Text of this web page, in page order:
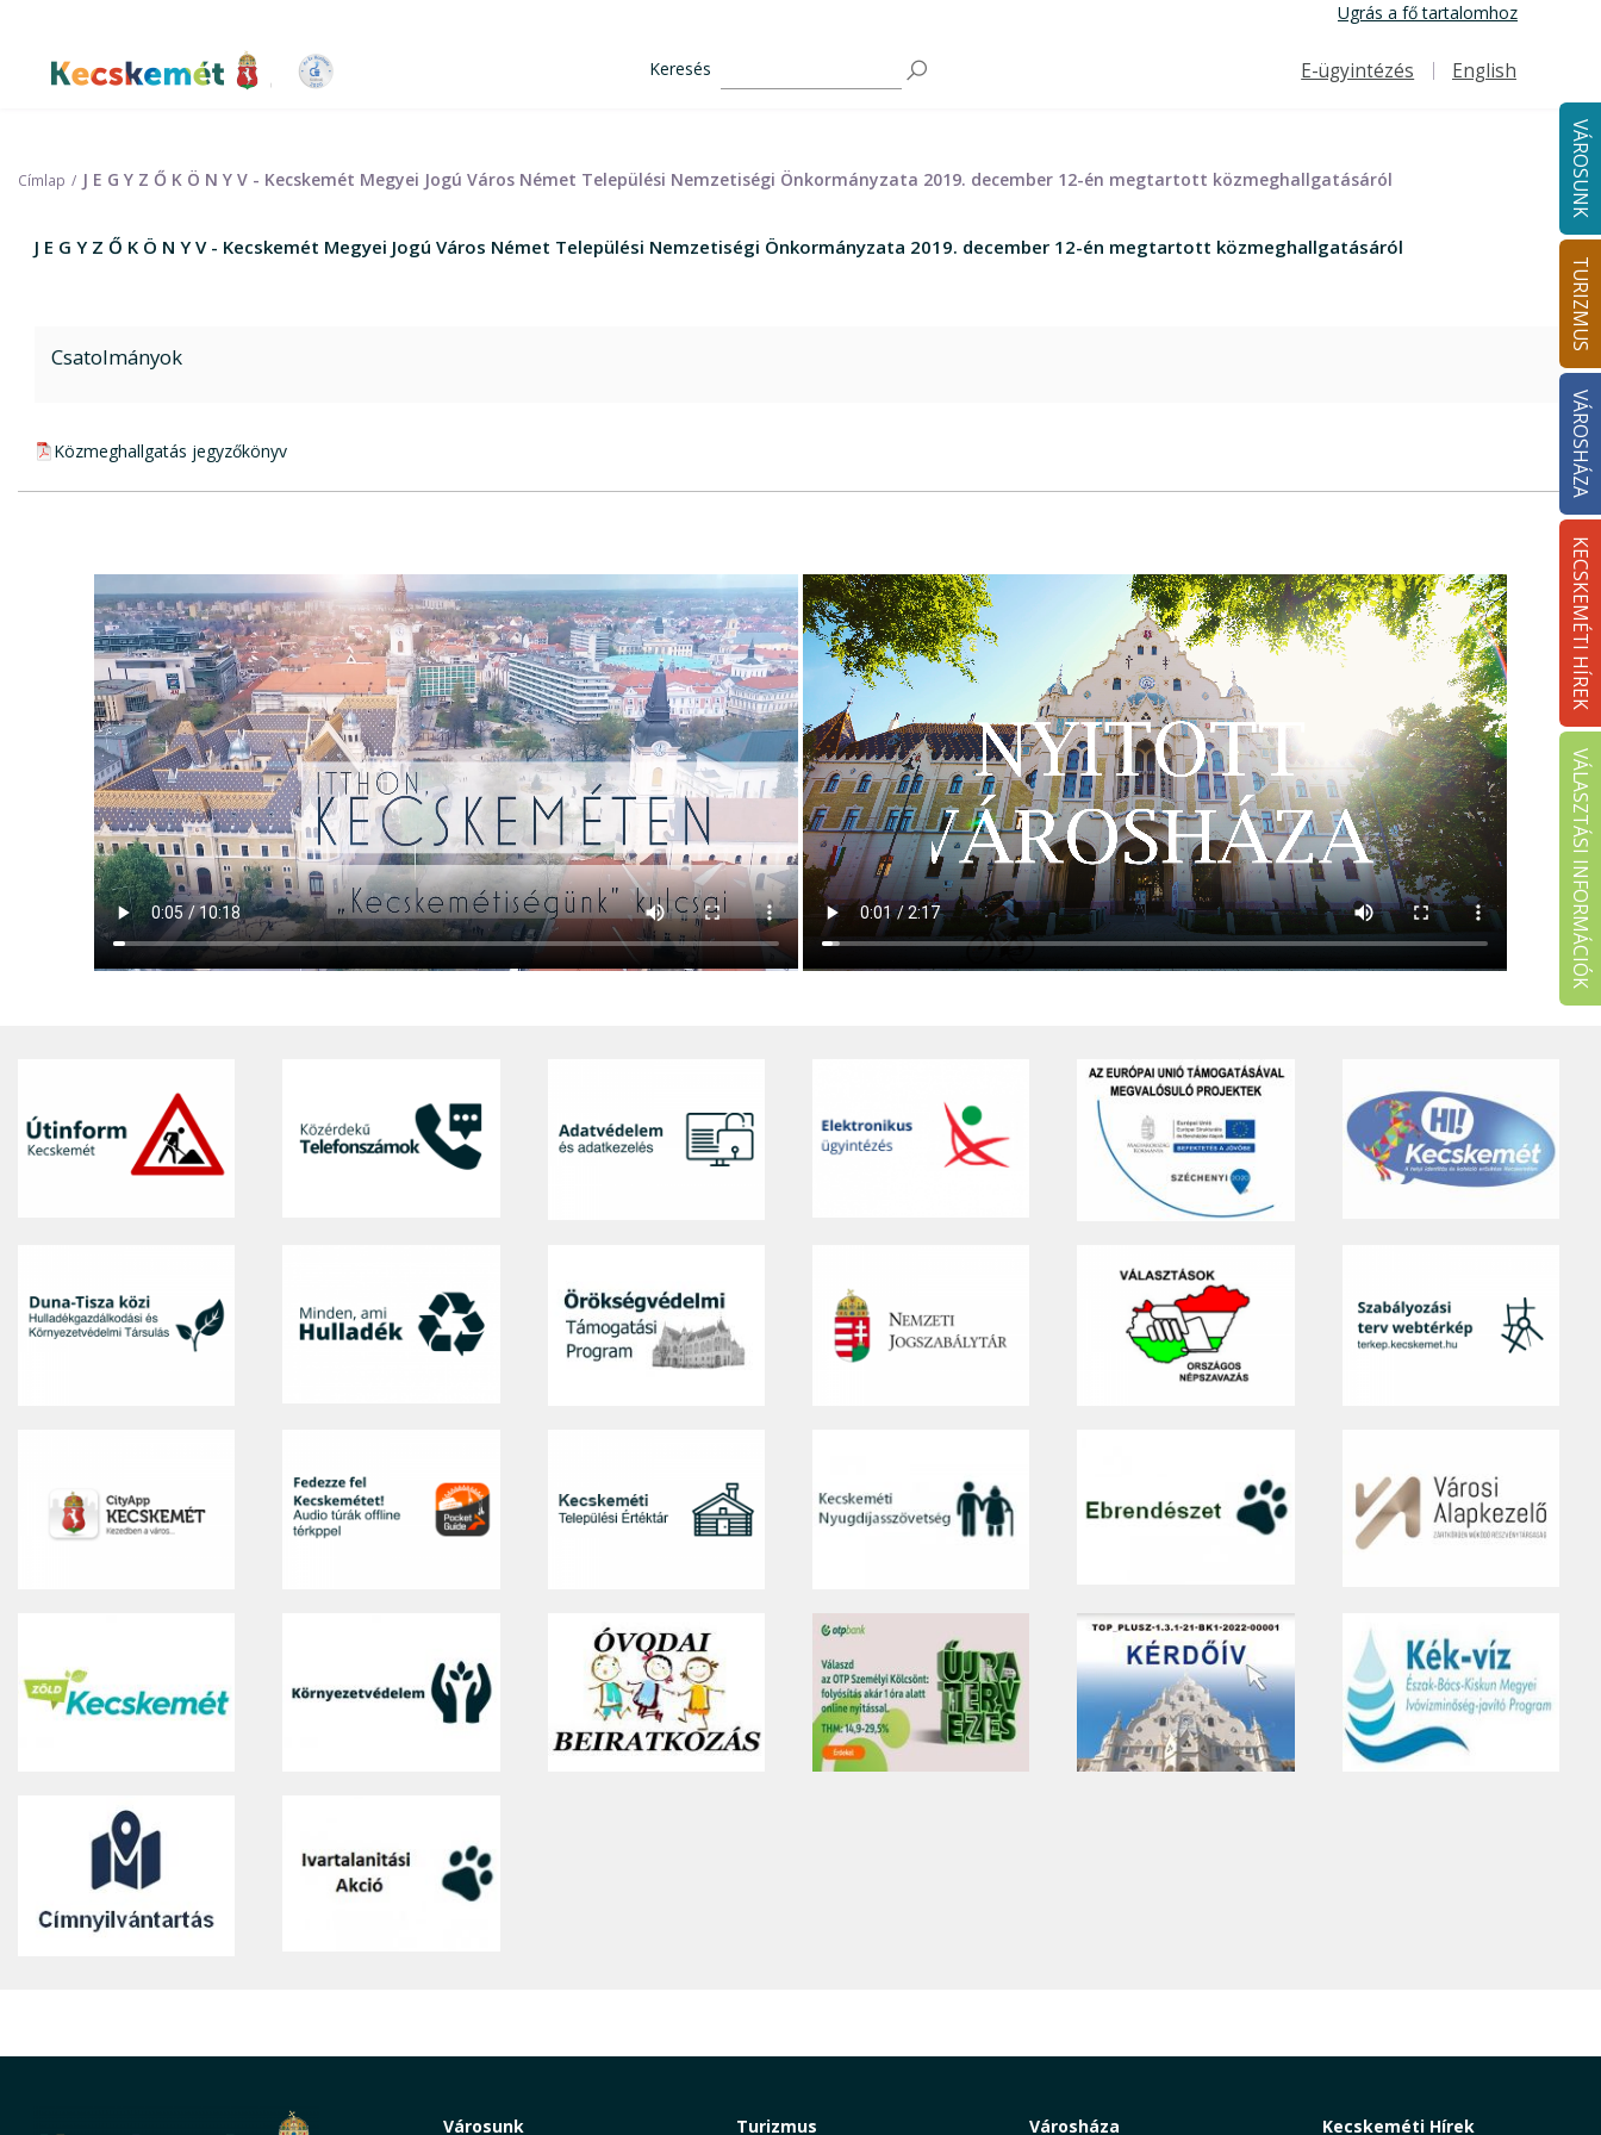
tartalomra
Ugrás a fő tartalomhoz
Kecskemét Város Honlapja
Keresés
Felső navigáció
E-ügyintézés English
VÁROSUNK
TURIZMUS
VÁROSHÁZA
KECSKEMÉTI HÍREK
VÁLASZTÁSI INFORMÁCIÓK
Címlap J E G Y Z Ő K Ö N Y V - Kecskemét Megyei Jogú Város Német Települési Nemzetiségi Önkormányzata 2019. december 12-én megtartott közmeghallgatásáról
J E G Y Z Ő K Ö N Y V - Kecskemét Megyei Jogú Város Német Települési Nemzetiségi Önkormányzata 2019. december 12-én megtartott közmeghallgatásáról
Csatolmányok
pdf csatolmány:
Közmeghallgatás jegyzőkönyv
Városunk Turizmus Városháza Kecskeméti Hírek